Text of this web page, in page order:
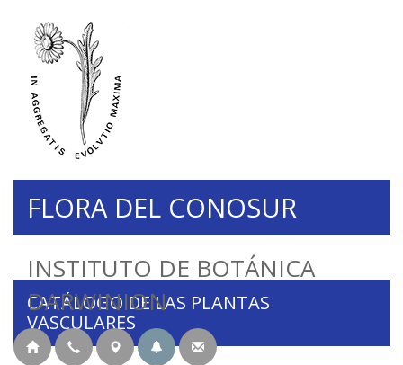
INSTITUTO DE BOTÁNICA
DARWINION
FLORA DEL CONOSUR
CATÁLOGO DE LAS PLANTAS
VASCULARES